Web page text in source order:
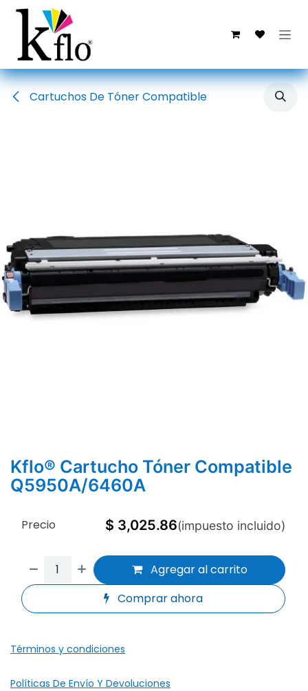
Ir al contenido
Cartuchos De Tóner Compatible
Kflo® Cartucho Tóner Compatible
Q5950A/6460A
Agregar al carrito
Comprar ahora
Precio $ 3,025.86(impuesto incluido)
Términos y condiciones
Políticas De Envío Y Devoluciones